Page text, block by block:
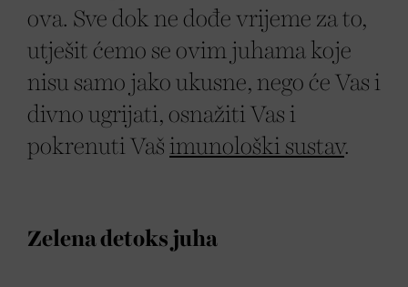
ova. Sve dok ne dođe vrijeme za to,
utješit ćemo se ovim juhama koje
nisu samo jako ukusne, nego će Vas i
divno ugrijati, osnažiti Vas i
pokrenuti Vaš imunološki sustav.
Zelena detoks juha